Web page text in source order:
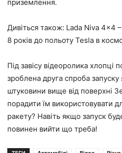
приземлення.
Дивіться також: Lada Niva 4×4
8 років до польоту Tesla в
Під завісу відеоролика
зроблена друга спроба запуску
штуковини вище від поверхні
порадити їм використовувати
ракету? Навіть якщо запуск
повинен вийти що треба!